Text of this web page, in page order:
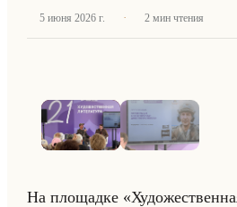
5 июня 2026 г. · 2 мин чтения
На пло­щад­ке